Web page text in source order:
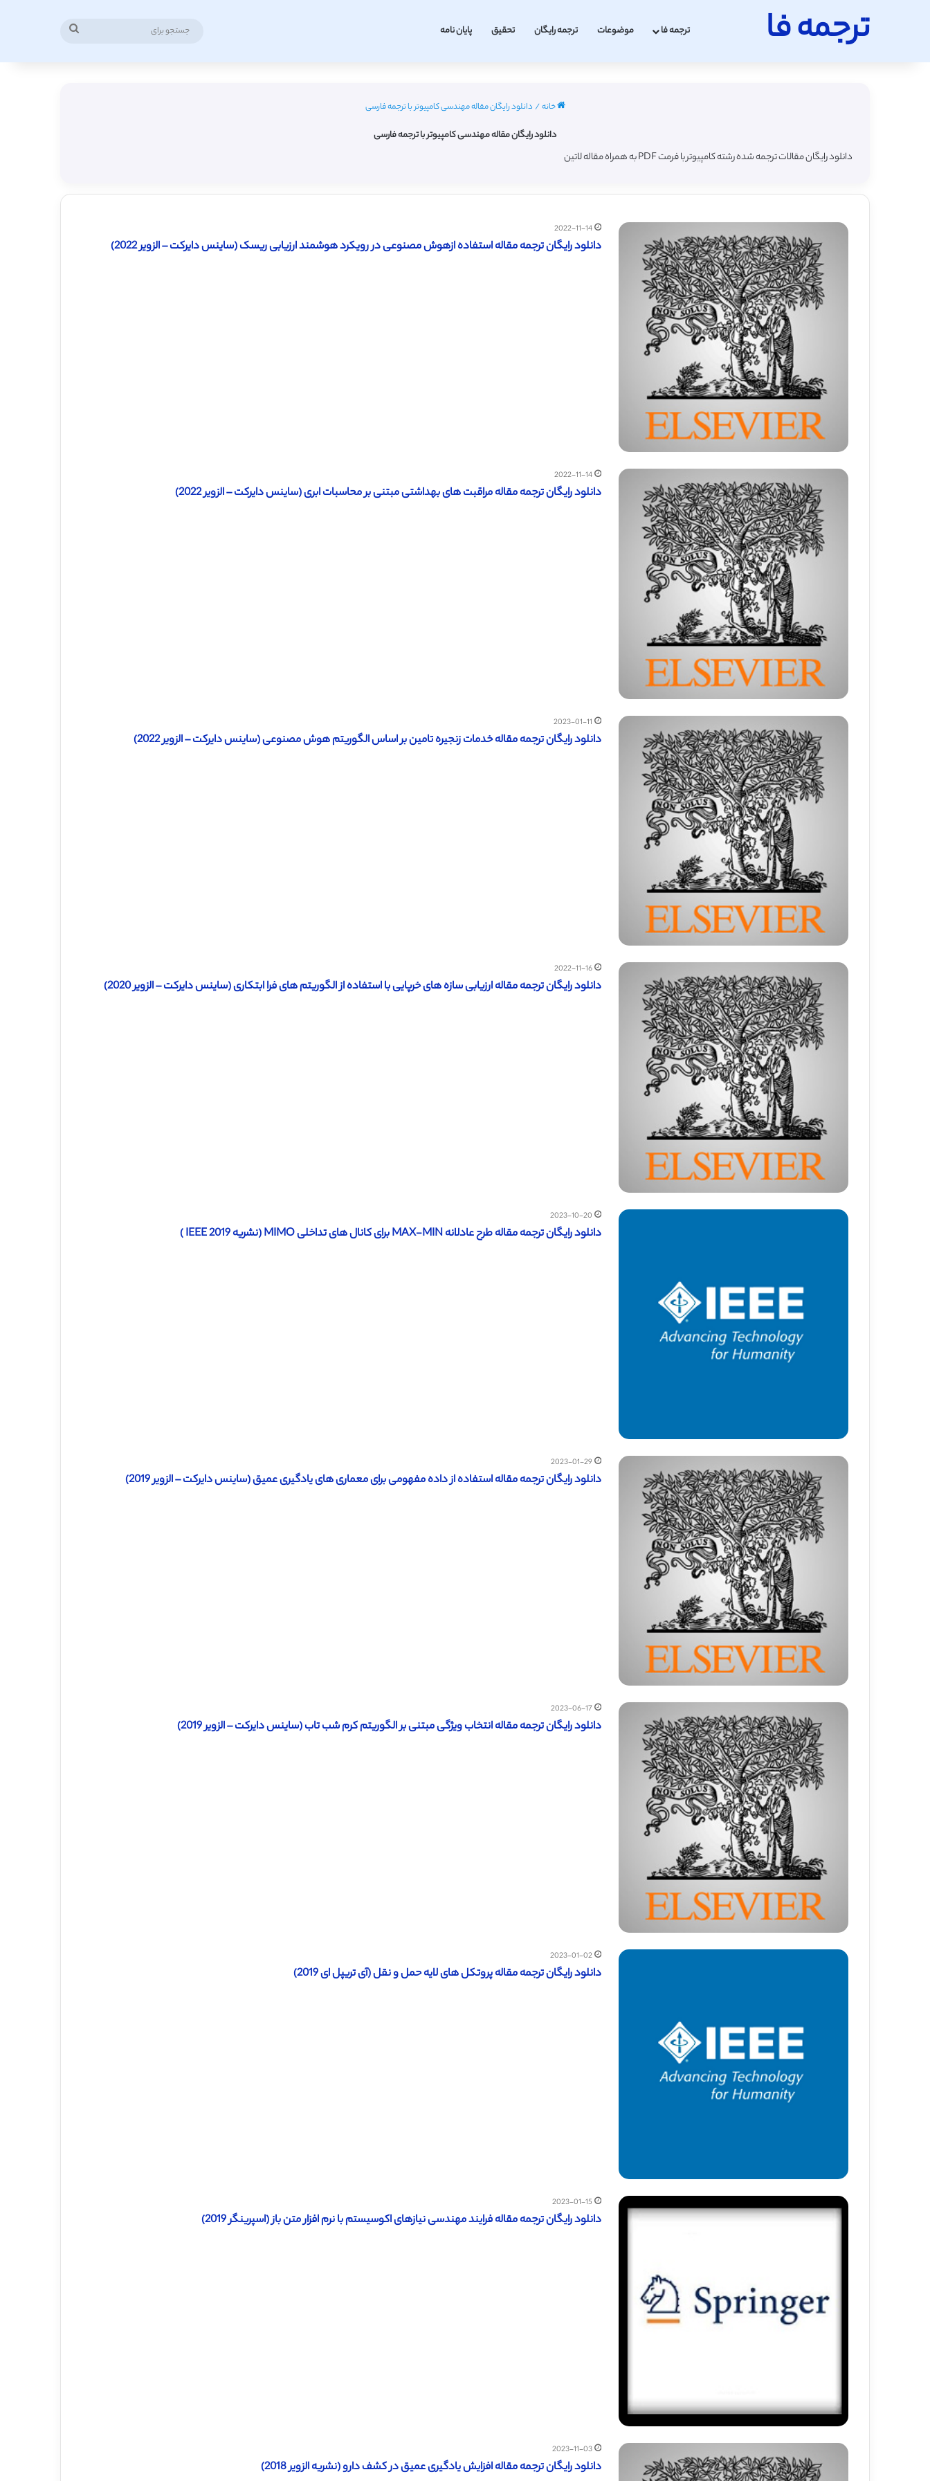
ترجمه فا ترجمه فا موضوعات ترجمه رایگان تحقیق پایان نامه
خانه/ دانلود رایگان مقاله مهندسی کامپیوتر با ترجمه فارسی
دانلود رایگان مقاله مهندسی کامپیوتر با ترجمه فارسی
دانلود رایگان مقالات ترجمه شده رشته کامپیوتر با فرمت PDF به همراه مقاله لاتین
2022-11-14
دانلود رایگان ترجمه مقاله استفاده ازهوش مصنوعی در رویکرد هوشمند ارزیابی ریسک (ساینس دایرکت – الزویر 2022)
2022-11-14
دانلود رایگان ترجمه مقاله مراقبت های بهداشتی مبتنی بر محاسبات ابری (ساینس دایرکت – الزویر 2022)
2023-01-11
دانلود رایگان ترجمه مقاله خدمات زنجیره تامین بر اساس الگوریتم هوش مصنوعی (ساینس دایرکت – الزویر 2022)
2022-11-16
دانلود رایگان ترجمه مقاله ارزیابی سازه‌ های خرپایی با استفاده از الگوریتم های فرا ابتکاری (ساینس دایرکت – الزویر 2020)
2023-10-20
دانلود رایگان ترجمه مقاله طرح عادلانه MAX-MIN برای کانال های تداخلی MIMO (نشریه 2019 IEEE )
2023-01-29
دانلود رایگان ترجمه مقاله استفاده از داده مفهومی برای معماری های یادگیری عمیق (ساینس دایرکت – الزویر 2019)
2023-06-17
دانلود رایگان ترجمه مقاله انتخاب ویژگی مبتنی بر الگوریتم کرم شب تاب (ساینس دایرکت – الزویر 2019)
2023-01-02
دانلود رایگان ترجمه مقاله پروتکل های لایه حمل و نقل (آی تریپل ای 2019)
2023-01-15
دانلود رایگان ترجمه مقاله فرایند مهندسی نیازهای اکوسیستم با نرم افزار متن باز (اسپرینگر 2019)
2023-11-03
دانلود رایگان ترجمه مقاله افزایش یادگیری عمیق در کشف دارو (نشریه الزویر 2018)